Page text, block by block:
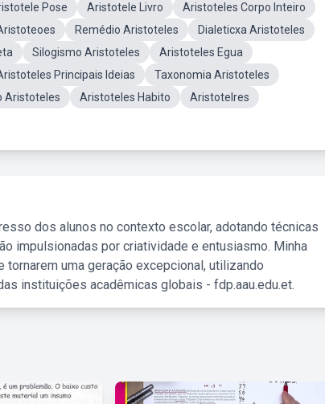
Pose Aristotele Livro
Aristoteles Corpo Inteiro
Remédio Aristoteles
Dialeticxa Aristoteles
Silogismo Aristoteles
Aristoteles Egua
Principais Ideias
Taxonomia Aristoteles
Aristoteles Aristoteles Habito
Aristotelres
dos alunos no contexto escolar, adotando técnicas
impulsionadas por criatividade e entusiasmo. Minha
uma geração excepcional, utilizando
instituições acadêmicas globais - fdp.aau.edu.et.